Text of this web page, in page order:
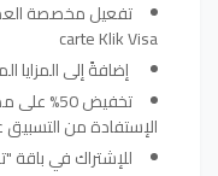
carte Klik Visa
إضافةً إلى المزايا
تخفيض
الإستفادة من التسبيق
للإشتراك في باقة